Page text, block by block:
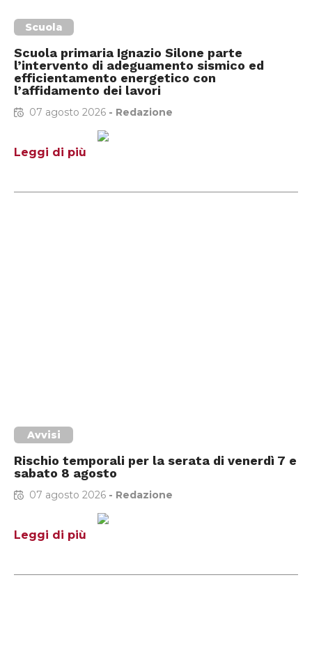
Scuola
Scuola primaria Ignazio Silone parte
l’intervento di adeguamento sismico ed
efficientamento energetico con
l’affidamento dei lavori
07 agosto 2026 - Redazione
Leggi di più
Avvisi
Rischio temporali per la serata di venerdì 7 e
sabato 8 agosto
07 agosto 2026 - Redazione
Leggi di più